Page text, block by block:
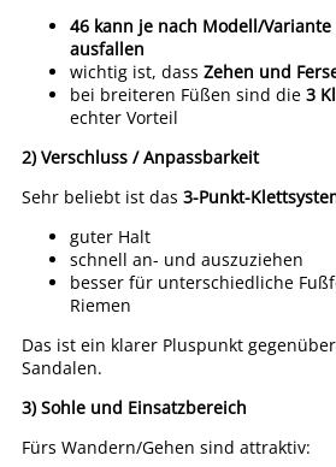
46 kann je nach Modell/
ausfallen
wichtig ist, dass Zehen und
bei breiteren Füßen sind die 3
echter Vorteil
2) Verschluss / Anpassbarkeit
Sehr beliebt ist das 3-Punkt-
guter Halt
schnell an- und auszuziehen
besser für unterschiedliche
Riemen
Das ist ein klarer Pluspunkt
Sandalen.
3) Sohle und Einsatzbereich
Fürs Wandern/Gehen sind attraktiv: